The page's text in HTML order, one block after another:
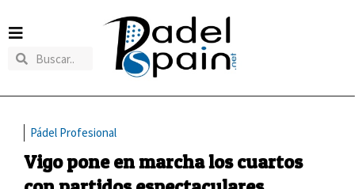
Pádel Profesional
Vigo pone en marcha los cuartos